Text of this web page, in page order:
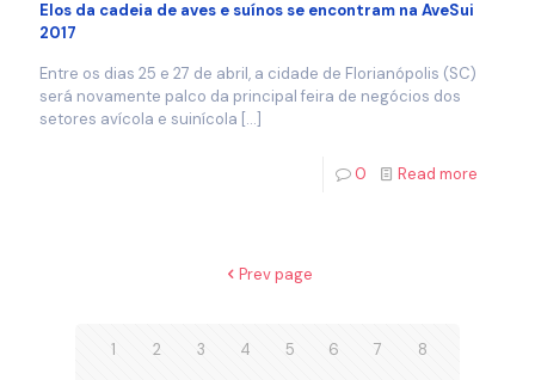
Elos da cadeia de aves e suínos se encontram na AveSui
2017
Entre os dias 25 e 27 de abril, a cidade de Florianópolis (SC)
será novamente palco da principal feira de negócios dos
setores avícola e suinícola […]
0 Read more
Prev page
1 2 3 4 5 6 7 8